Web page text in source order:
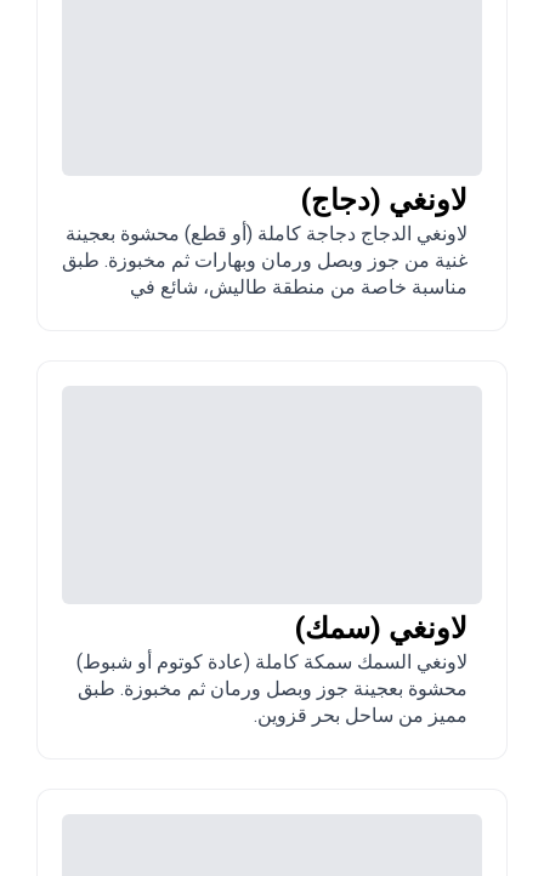
لاونغي (دجاج)
لاونغي الدجاج دجاجة كاملة (أو قطع) محشوة بعجينة
غنية من جوز وبصل ورمان وبهارات ثم مخبوزة. طبق
مناسبة خاصة من منطقة طاليش، شائع في
لاونغي (سمك)
لاونغي السمك سمكة كاملة (عادة كوتوم أو شبوط)
محشوة بعجينة جوز وبصل ورمان ثم مخبوزة. طبق
مميز من ساحل بحر قزوين.